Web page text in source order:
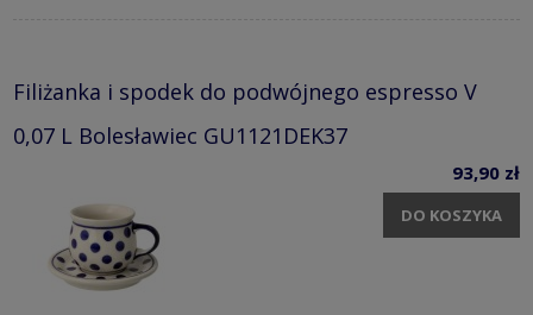
Filiżanka i spodek do podwójnego espresso V
0,07 L Bolesławiec GU1121DEK37
93,90 zł
DO KOSZYKA